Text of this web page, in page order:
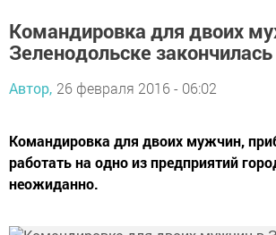
Командировка для двоих
Зеленодольске
Автор, 26 февраля 2016 - 06:02
Командировка для двоих мужчин,
работать на одно из предприятий
неожиданно.